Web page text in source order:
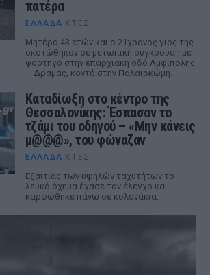
πατέρα
ΕΛΛΆΔΑ ΧΤΕΣ
Μητέρα 43 ετών και ο 21χρονος γιος της
σκοτώθηκαν σε μετωπική σύγκρουση με
φορτηγό στην επαρχιακή οδό Αμφίπολης
– Δράμας, κοντά στην Παλαιοκώμη.
Καταδίωξη στο κέντρο της
Θεσσαλονίκης: Έσπασαν το
τζάμι του οδηγού – «Μην κάνεις
μ@@@», του φώναζαν
ΕΛΛΆΔΑ ΧΤΕΣ
Εξαιτίας των υψηλών ταχυτήτων το
λευκό όχημα έχασε τον έλεγχο και
καρφώθηκε πάνω σε κολονάκια.